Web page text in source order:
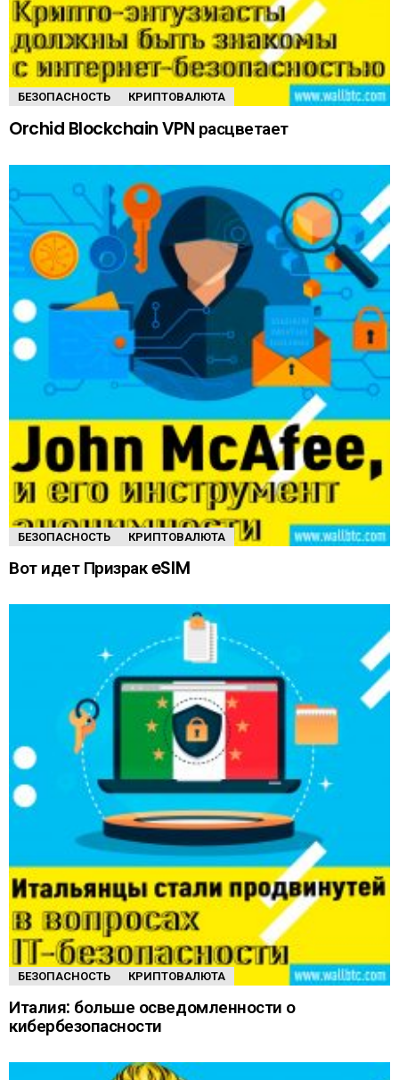
БЕЗОПАСНОСТЬ КРИПТОВАЛЮТА
Orchid Blockchain VPN расцветает
БЕЗОПАСНОСТЬ КРИПТОВАЛЮТА
Вот идет Призрак eSIM
БЕЗОПАСНОСТЬ КРИПТОВАЛЮТА
Италия: больше осведомленности о
кибербезопасности